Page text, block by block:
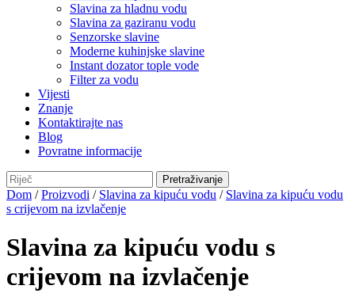
Slavina za hladnu vodu
Slavina za gaziranu vodu
Senzorske slavine
Moderne kuhinjske slavine
Instant dozator tople vode
Filter za vodu
Vijesti
Znanje
Kontaktirajte nas
Blog
Povratne informacije
Dom /Proizvodi / Slavina za kipuću vodu / Slavina za kipuću vodu
s crijevom na izvlačenje
Slavina za kipuću vodu s
crijevom na izvlačenje